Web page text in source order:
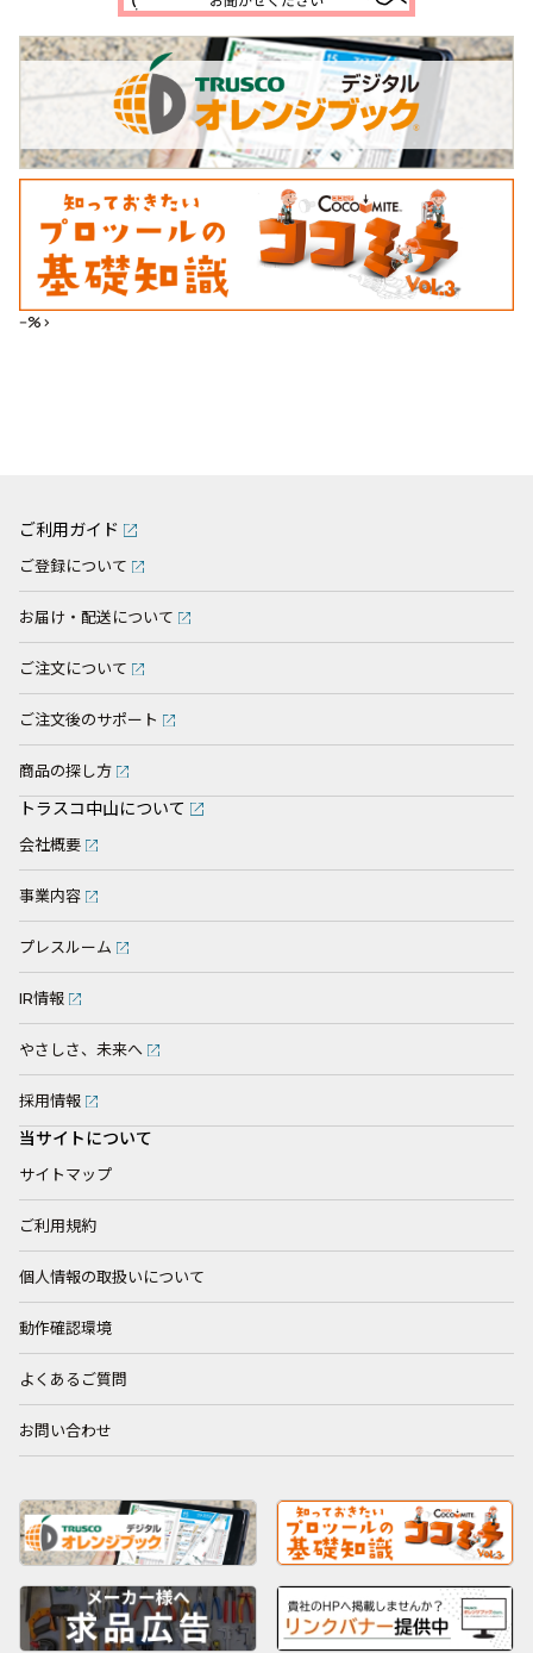
--%>
ご利用ガイド
ご登録について
お届け・配送について
ご注文について
ご注文後のサポート
商品の探し方
トラスコ中山について
会社概要
事業内容
プレスルーム
IR情報
やさしさ、未来へ
採用情報
当サイトについて
サイトマップ
ご利用規約
個人情報の取扱いについて
動作確認環境
よくあるご質問
お問い合わせ